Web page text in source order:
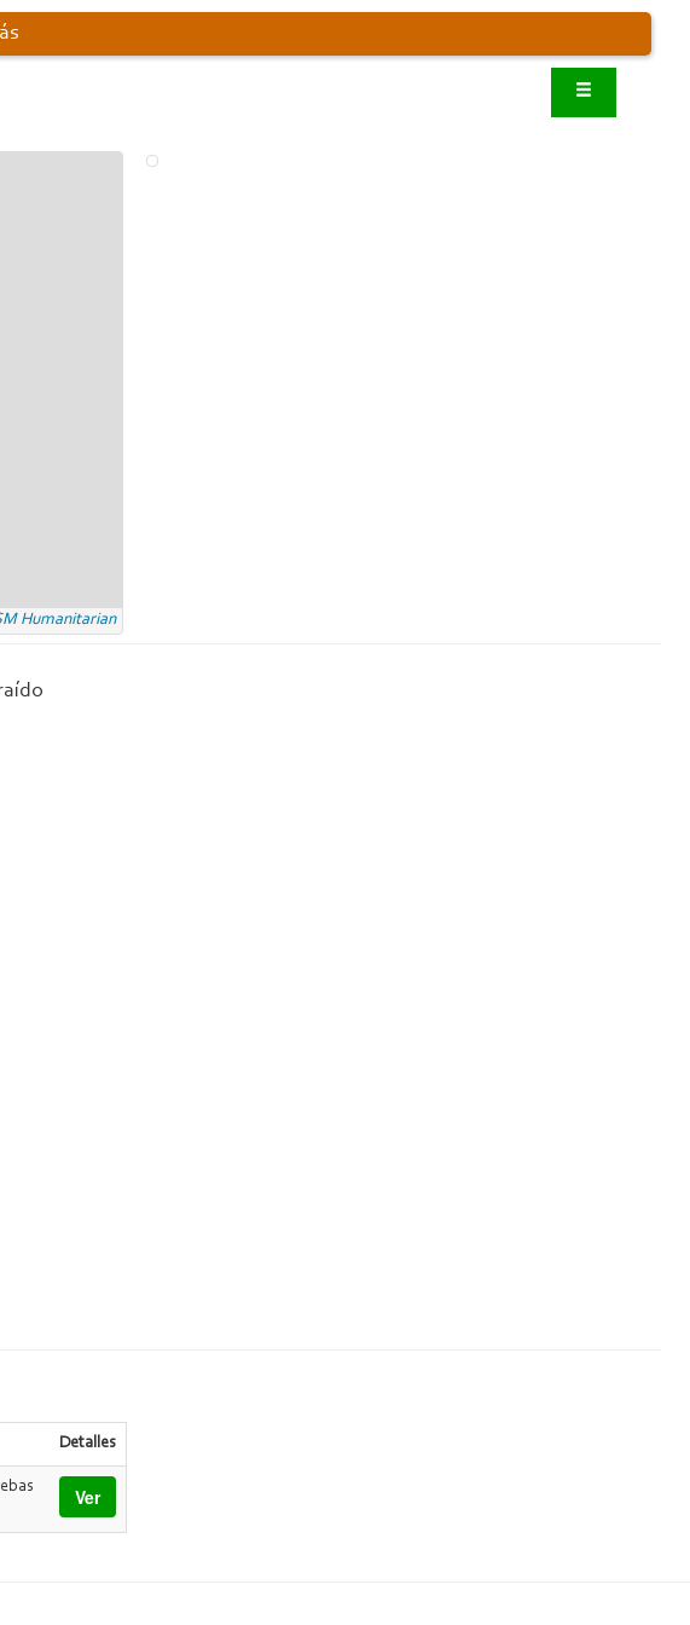
Humanitarian
Detalles
Ver